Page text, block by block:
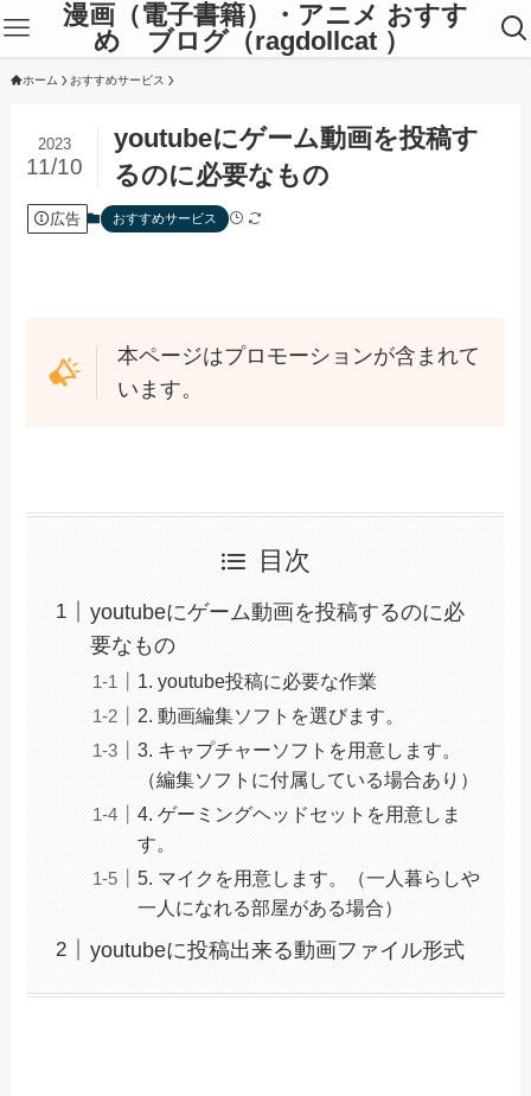
漫画（電子書籍）・アニメ おすす
め ブログ（ragdollcat ）
ホーム おすすめサービス
youtubeにゲーム動画を投稿す
るのに必要なもの
2023
11/10
広告 おすすめサービス
本ページはプロモーションが含まれて
います。
目次
youtubeにゲーム動画を投稿するのに必
要なもの
1. youtube投稿に必要な作業
2. 動画編集ソフトを選びます。
3. キャプチャーソフトを用意します。
（編集ソフトに付属している場合あり）
4. ゲーミングヘッドセットを用意しま
す。
5. マイクを用意します。（一人暮らしや
一人になれる部屋がある場合）
youtubeに投稿出来る動画ファイル形式